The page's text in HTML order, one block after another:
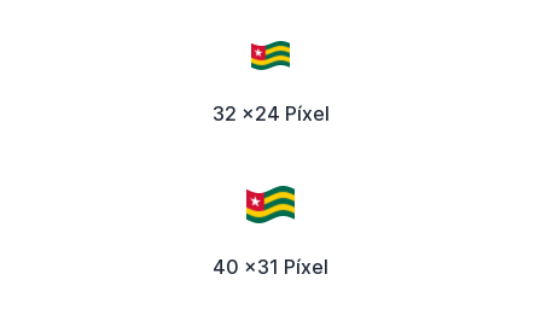
32 x24 Píxel
40 x31 Píxel